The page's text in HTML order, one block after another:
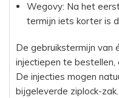
Wegovy: Na het
termijn iets korter is
De gebruikstermijn van
injectiepen te
De injecties mogen
bijgeleverde ziplock-